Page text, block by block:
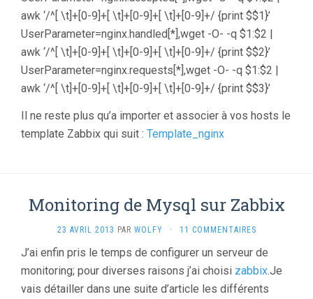
awk ‘/^[ \t]+[0-9]+[ \t]+[0-9]+[ \t]+[0-9]+/ {print $$1}’
UserParameter=nginx.handled[*],wget -O- -q $1:$2 |
awk ‘/^[ \t]+[0-9]+[ \t]+[0-9]+[ \t]+[0-9]+/ {print $$2}’
UserParameter=nginx.requests[*],wget -O- -q $1:$2 |
awk ‘/^[ \t]+[0-9]+[ \t]+[0-9]+[ \t]+[0-9]+/ {print $$3}’
Il ne reste plus qu’a importer et associer à vos hosts le
template Zabbix qui suit : Template_nginx
Monitoring de Mysql sur Zabbix
23 AVRIL 2013 PAR WOLFY · 11 COMMENTAIRES
J’ai enfin pris le temps de configurer un serveur de
monitoring; pour diverses raisons j’ai choisi zabbix.Je
vais détailler dans une suite d’article les différents